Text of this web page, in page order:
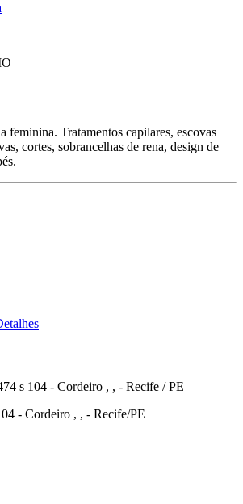
feminina. Tratamentos capilares, escovas
cortes, sobrancelhas de rena, design de
s 104 - Cordeiro , , - Recife /PE
- Cordeiro , , - Recife/PE